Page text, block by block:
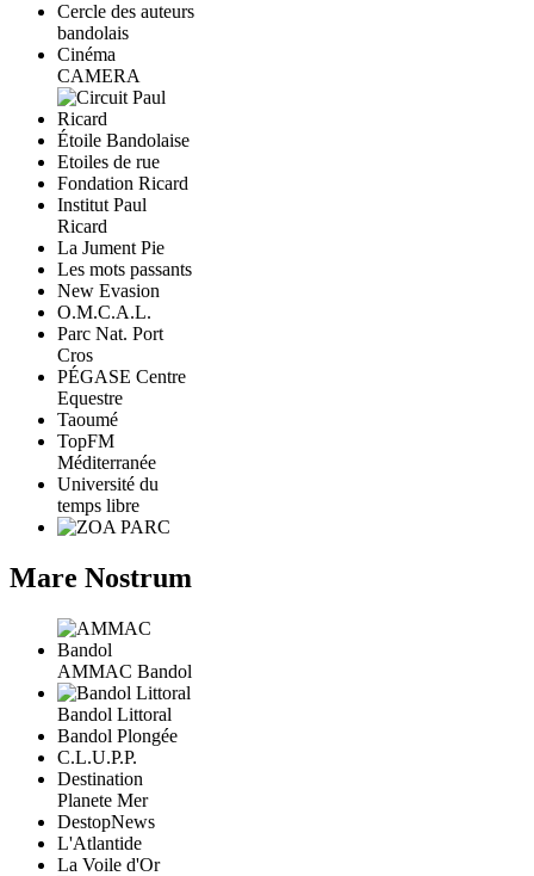
Cercle des auteurs
bandolais
Cinéma
CAMERA
Étoile Bandolaise
Etoiles de rue
Fondation Ricard
Institut Paul
Ricard
La Jument Pie
Les mots passants
New Evasion
O.M.C.A.L.
Parc Nat. Port
Cros
PÉGASE Centre
Equestre
Taoumé
TopFM
Méditerranée
Université du
temps libre
Mare Nostrum
AMMAC Bandol
Bandol Littoral
Bandol Plongée
C.L.U.P.P.
Destination
Planete Mer
DestopNews
L'Atlantide
La Voile d'Or